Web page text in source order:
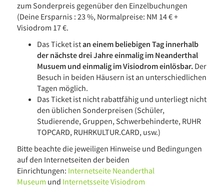
zum Sonderpreis gegenüber den Einzelbuchungen
(Deine Ersparnis : 23 %, Normalpreise: NM 14 € +
Visiodrom 17 €.
Das Ticket istan einem beliebigen Tag innerhalb
der nächste drei Jahre einmalig im Neanderthal
Musuem und einmalig im Visiodrom einlösbar.Der
Besuch in beiden Häusern ist an unterschiedlichen
Tagen möglich.
Das Ticket ist nicht rabattfähig und unterliegt nicht
den üblichen Sonderpreisen (Schüler,
Studierende, Gruppen, Schwerbehinderte, RUHR
TOPCARD, RUHRKULTUR.CARD, usw.)
Bitte beachte die jeweiligen Hinweise und Bedingungen
auf den Internetseiten der beiden
Einrichtungen: Internetseite Neanderthal
Museum und Internetsseite Visiodrom